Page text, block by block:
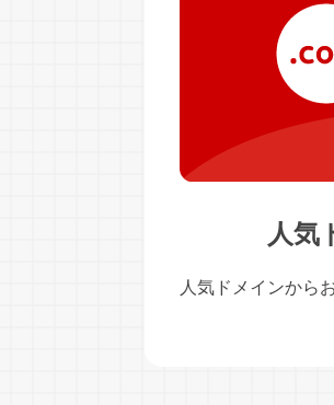
人気
人気ドメインから